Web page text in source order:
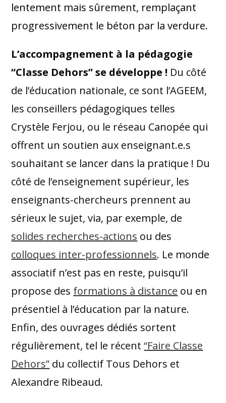
lentement mais sûrement, remplaçant
progressivement le béton par la verdure.
L’accompagnement à la pédagogie
“Classe Dehors” se développe ! Du côté
de l’éducation nationale, ce sont l’AGEEM,
les conseillers pédagogiques telles
Crystèle Ferjou, ou le réseau Canopée qui
offrent un soutien aux enseignant.e.s
souhaitant se lancer dans la pratique ! Du
côté de l’enseignement supérieur, les
enseignants-chercheurs prennent au
sérieux le sujet, via, par exemple, de
solides recherches-actions ou des
colloques inter-professionnels. Le monde
associatif n’est pas en reste, puisqu’il
propose des formations à distance ou en
présentiel à l’éducation par la nature.
Enfin, des ouvrages dédiés sortent
régulièrement, tel le récent“Faire Classe
Dehors” du collectif Tous Dehors et
Alexandre Ribeaud.